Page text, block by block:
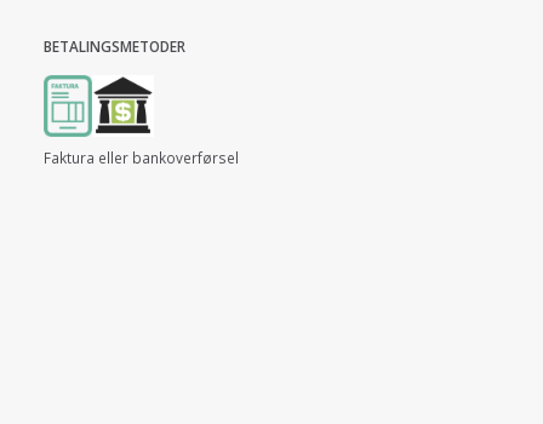
BETALINGSMETODER
Faktura eller bankoverførsel